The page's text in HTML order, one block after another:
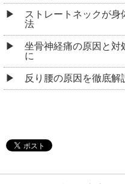
ストレートネックが
法
坐骨神経痛の原因と対
に
反り腰の原因を徹底